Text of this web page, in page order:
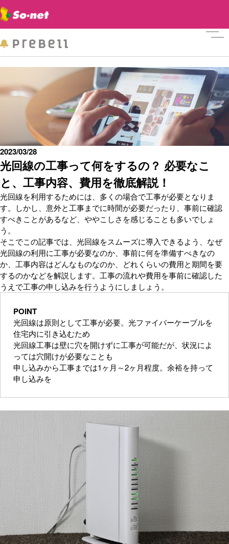
光回線の工事って何をするの？ 必要なこ
と、工事内容、費用を徹底解説！
2023/03/28
光回線を利用するためには、多くの場合で工事が必要となりま
す。しかし、意外と工事までに時間が必要だったり、事前に確認
すべきことがあるなど、ややこしさを感じることも多いでしょ
う。
そこでこの記事では、光回線をスムーズに導入できるよう、なぜ
光回線の利用に工事が必要なのか、事前に何を準備すべきなの
か、工事内容はどんなものなのか、どれくらいの費用と期間を要
するのかなどを解説します。工事の流れや費用を事前に確認した
うえで工事の申し込みを行うようにしましょう。
POINT
光回線は原則として工事が必要。光ファイバーケーブルを
住宅内に引き込むため
光回線工事は壁に穴を開けずに工事が可能だが、状況によ
っては穴開けが必要なことも
申し込みから工事までは1ヶ月～2ヶ月程度。余裕を持って
申し込みを